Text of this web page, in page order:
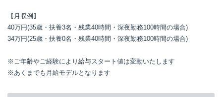
【月収例】
40万円(35歳・扶養3名・残業40時間・深夜勤務100時間の場合)
34万円(25歳・扶養0名・残業40時間・深夜勤務100時間の場合)
※ご年齢やご経験により給与スタート値は変動いたします
※あくまでも月給モデルとなります